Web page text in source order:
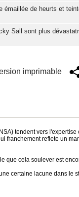
émaillée de heurts et
Sall sont plus
imprimable
tendent vers l'expertise
franchement reflete un
que cela soulever est
certaine lacune dans le